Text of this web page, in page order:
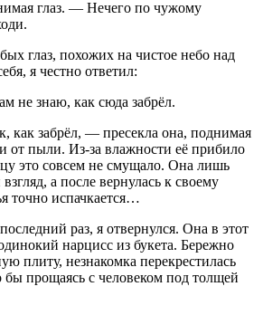
глаз. — Нечего по чужому
глаз, похожих на чистое небо над
я честно ответил:
не знаю, как сюда забрёл.
как забрёл, — пресекла она, поднимая
от пыли. Из-за влажности её прибило
это совсем не смущало. Она лишь
а после вернулась к своему
точно испачкается…
раз, я отвернулся. Она в этот
нарцисс из букета. Бережно
плиту, незнакомка перекрестилась
бы прощаясь с человеком под толщей